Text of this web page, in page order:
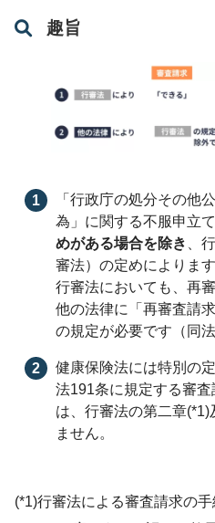
趣旨
「行政庁の処分その他
為」に関する不服申立
めがある場合を除き
、
審法）の定めによりま
行審法においても、再
他の法律に「再審査請
の規定が必要です（同法
健康保険法には特別の
法191条に規定する審
は、行審法の第二章
ません。
(*1)行審法による審査請求の